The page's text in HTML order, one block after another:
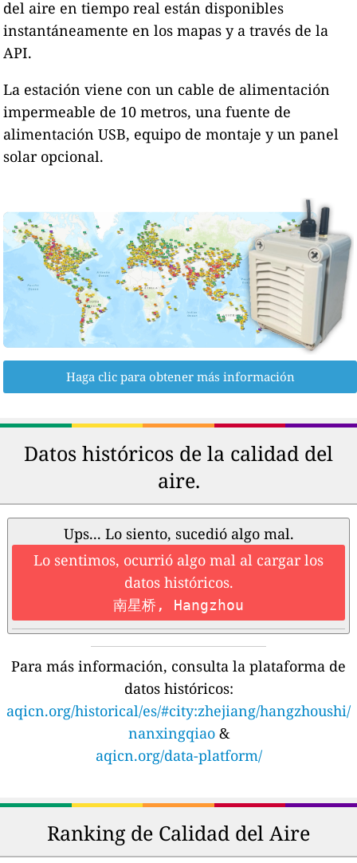
del aire en tiempo real están disponibles
instantáneamente en los mapas y a través de la
API.
La estación viene con un cable de alimentación
impermeable de 10 metros, una fuente de
alimentación USB, equipo de montaje y un panel
solar opcional.
Haga clic para obtener más información
Datos históricos de la calidad del
aire.
Ups... Lo siento, sucedió algo mal.
Lo sentimos, ocurrió algo mal al cargar los
datos históricos.
南星桥, Hangzhou
Para más información, consulta la plataforma de
datos históricos:
aqicn.org/historical/es/#city:zhejiang/hangzhoushi/
nanxingqiao&
aqicn.org/data-platform/
Ranking de Calidad del Aire